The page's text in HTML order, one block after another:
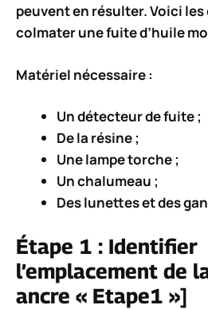
peuvent en résulter. Voici
colmater une fuite d’huile
Matériel nécessaire :
Un détecteur de fuite ;
De la résine ;
Une lampe torche ;
Un chalumeau ;
Des lunettes et des
Étape 1 : Identifier
l’emplacement de
ancre « Etape1 »]